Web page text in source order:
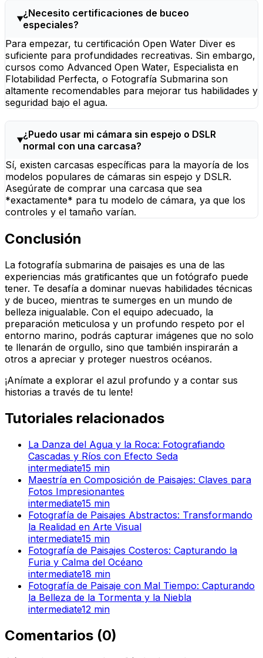
¿Necesito certificaciones de buceo
especiales?
Para empezar, tu certificación Open Water Diver es
suficiente para profundidades recreativas. Sin embargo,
cursos como Advanced Open Water, Especialista en
Flotabilidad Perfecta, o Fotografía Submarina son
altamente recomendables para mejorar tus habilidades y
seguridad bajo el agua.
¿Puedo usar mi cámara sin espejo o DSLR
normal con una carcasa?
Sí, existen carcasas específicas para la mayoría de los
modelos populares de cámaras sin espejo y DSLR.
Asegúrate de comprar una carcasa que sea
*exactamente* para tu modelo de cámara, ya que los
controles y el tamaño varían.
Conclusión
La fotografía submarina de paisajes es una de las
experiencias más gratificantes que un fotógrafo puede
tener. Te desafía a dominar nuevas habilidades técnicas
y de buceo, mientras te sumerges en un mundo de
belleza inigualable. Con el equipo adecuado, la
preparación meticulosa y un profundo respeto por el
entorno marino, podrás capturar imágenes que no solo
te llenarán de orgullo, sino que también inspirarán a
otros a apreciar y proteger nuestros océanos.
¡Anímate a explorar el azul profundo y a contar sus
historias a través de tu lente!
Tutoriales relacionados
La Danza del Agua y la Roca: Fotografiando
Cascadas y Ríos con Efecto Seda
intermediate15 min
Maestría en Composición de Paisajes: Claves para
Fotos Impresionantes
intermediate15 min
Fotografía de Paisajes Abstractos: Transformando
la Realidad en Arte Visual
intermediate15 min
Fotografía de Paisajes Costeros: Capturando la
Furia y Calma del Océano
intermediate18 min
Fotografía de Paisaje con Mal Tiempo: Capturando
la Belleza de la Tormenta y la Niebla
intermediate12 min
Comentarios (0)